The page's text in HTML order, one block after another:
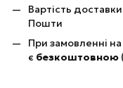
Вартість
Пошти
При замовленні на
є безкоштовною